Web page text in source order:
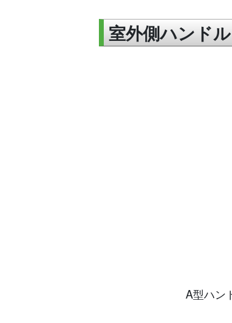
室外側ハンド
A型ハン